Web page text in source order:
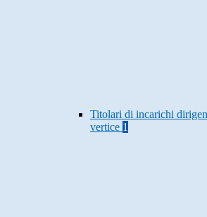
Titolari di incarichi
vertice 1